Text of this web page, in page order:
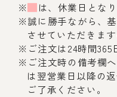
※
は、休業日となり
※誠に勝手ながら、
させていただきま
※ご注文は24時間365
※ご注文時の備考欄
は翌営業日以降の
ご了承ください。